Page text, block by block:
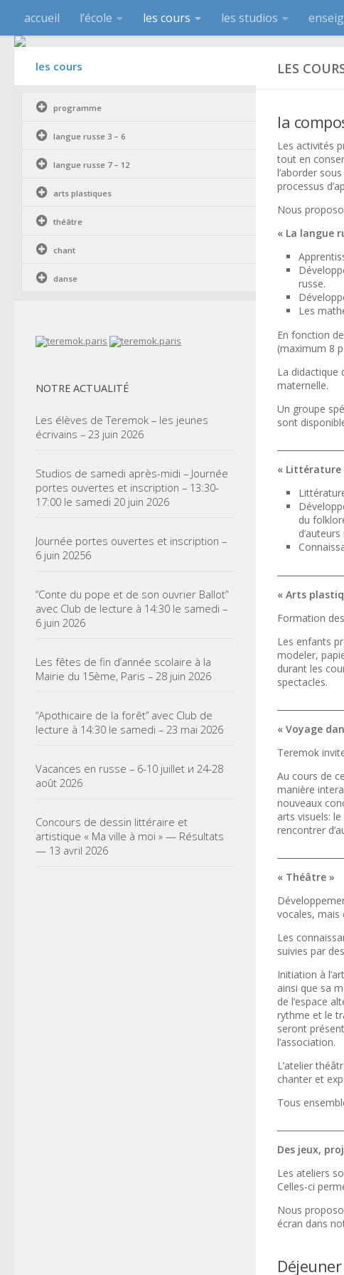
accueil l’école les cours les studios
LES
la
Les activités
tout en
l’aborder
processus
Nous
« La langue
russe.
Les
En fonction
(maximum 8
La didactique
maternelle.
Un groupe
sont
« Littérature
du
« Arts
Formation
Les enfants
modeler,
durant les
spectacles.
« Voyage
Teremok
Au cours de
manière
nouveaux
arts visuels:
rencontrer
« Théâtre »
vocales, mais
Les
suivies par
Initiation à
ainsi que sa
de l’espace
rythme et le
seront
l’association.
L’atelier
chanter et
Tous
Des jeux,
Les ateliers
Celles-ci
Nous
écran dans
les cours
programme
langue russe 3 – 6
langue russe 7 – 12
arts plastiques
théâtre
chant
danse
NOTRE ACTUALITÉ
Les élèves de Teremok – les jeunes
écrivains – 23 juin 2026
Studios de samedi après-midi – Journée
portes ouvertes et inscription – 13:30-
17:00 le samedi 20 juin 2026
Journée portes ouvertes et inscription –
6 juin 20256
“Conte du pope et de son ouvrier Ballot”
avec Club de lecture à 14:30 le samedi –
6 juin 2026
Les fêtes de fin d’année scolaire à la
Mairie du 15ème, Paris – 28 juin 2026
“Apothicaire de la forêt” avec Club de
lecture à 14:30 le samedi – 23 mai 2026
Vacances en russe – 6-10 juillet и 24-28
août 2026
Concours de dessin littéraire et
artistique « Ma ville à moi » — Résultats
— 13 avril 2026